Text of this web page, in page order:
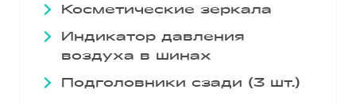
Косметические зеркала
Индикатор давления
воздуха в шинах
Подголовники сзади (3 шт.)